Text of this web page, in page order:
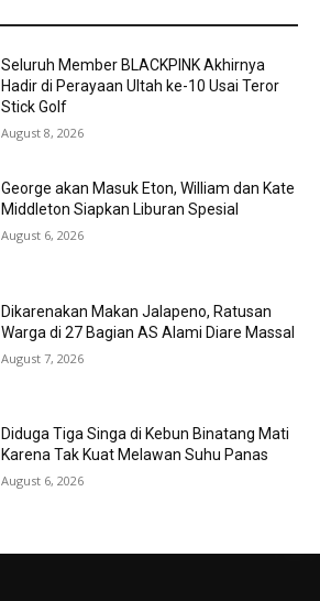
Seluruh Member BLACKPINK Akhirnya
Hadir di Perayaan Ultah ke-10 Usai Teror
Stick Golf
August 8, 2026
George akan Masuk Eton, William dan Kate
Middleton Siapkan Liburan Spesial
August 6, 2026
Dikarenakan Makan Jalapeno, Ratusan
Warga di 27 Bagian AS Alami Diare Massal
August 7, 2026
Diduga Tiga Singa di Kebun Binatang Mati
Karena Tak Kuat Melawan Suhu Panas
August 6, 2026